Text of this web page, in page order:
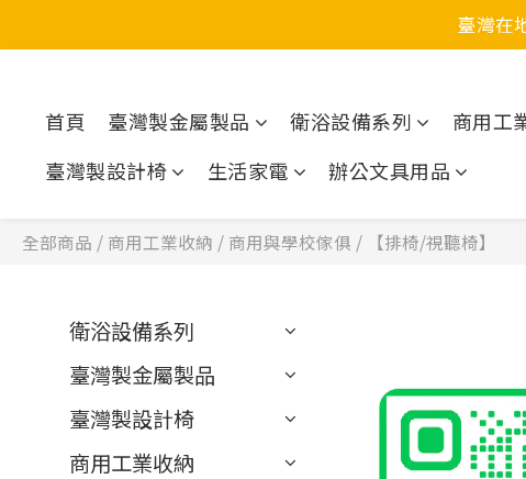
臺灣在
首頁 臺灣製金屬製品 衛浴設備系列
商用工
臺灣製設計椅
生活家電 辦公文具用品
全部商品 / 商用工業收納 / 商用與學校傢俱 / 【排椅/視聽椅】
衛浴設備系列
臺灣製金屬製品
臺灣製設計椅
商用工業收納